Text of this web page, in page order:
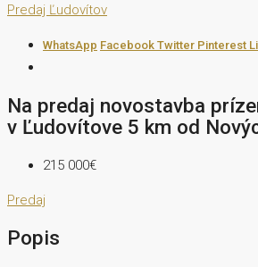
Predaj Ľudovítov
WhatsApp Facebook Twitter Pinterest
Na predaj novostavba
v Ľudovítove 5 km od
215 000€
Predaj
Popis